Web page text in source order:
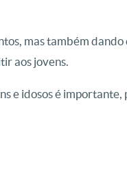
mas também dando
aos jovens.
e idosos é importante,